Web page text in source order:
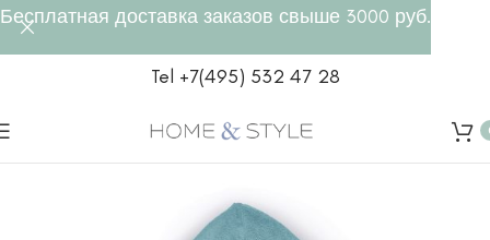
Tel +7(495) 532 47 28
Бесплатная доставка заказов свыше 3000 руб.